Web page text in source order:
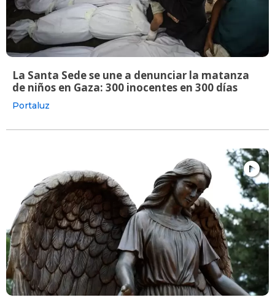
La Santa Sede se une a denunciar la matanza
de niños en Gaza: 300 inocentes en 300 días
Portaluz